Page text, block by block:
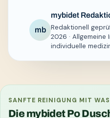
mb
mybidet
Redaktionell
2026 · Allgemeine
individuelle
SANFTE REINIGUNG MIT
Die mybidet Po